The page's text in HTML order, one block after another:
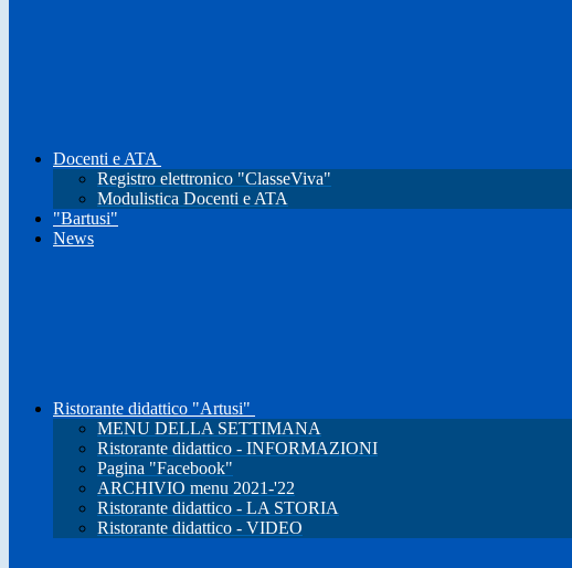
Docenti e ATA
Registro elettronico "ClasseViva"
Modulistica Docenti e ATA
"Bartusi"
News
Ristorante didattico "Artusi"
MENU DELLA SETTIMANA
Ristorante didattico - INFORMAZIONI
Pagina "Facebook"
ARCHIVIO menu 2021-'22
Ristorante didattico - LA STORIA
Ristorante didattico - VIDEO